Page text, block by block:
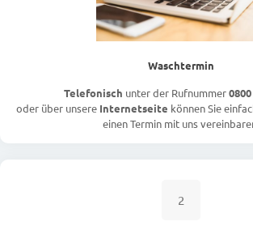
Waschtermin
Telefonisch unter der Rufnummer
oder über unsere Internetseite können Sie
einen Termin mit uns
2